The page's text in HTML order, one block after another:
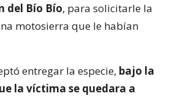
del Bío Bío, para solicitarle la
motosierra que le habían
entregar la especie, bajo la
la víctima se quedara a